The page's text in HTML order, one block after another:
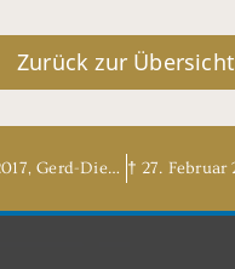
Zurück zur Übersicht
† 8. März 2017, Gerd-Dieter (Taras) Haase